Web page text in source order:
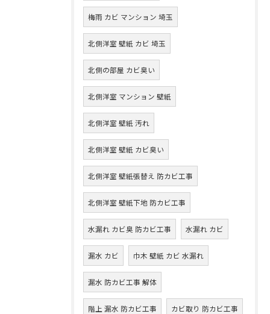
梅雨 カビ マンション 埼玉
北側洋室 壁紙 カビ 埼玉
北側の部屋 カビ臭い
北側洋室 マンション 壁紙
北側洋室 壁紙 汚れ
北側洋室 壁紙 カビ臭い
北側洋室 壁紙張替え 防カビ工事
北側洋室 壁紙下地 防カビ工事
水漏れ カビ臭 防カビ工事 水漏れ カビ
漏水 カビ 巾木 壁紙 カビ 水漏れ
漏水 防カビ工事 解体
階上 漏水 防カビ工事 カビ取り 防カビ工事